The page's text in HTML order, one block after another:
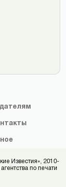
Известия», 2010-
по печати